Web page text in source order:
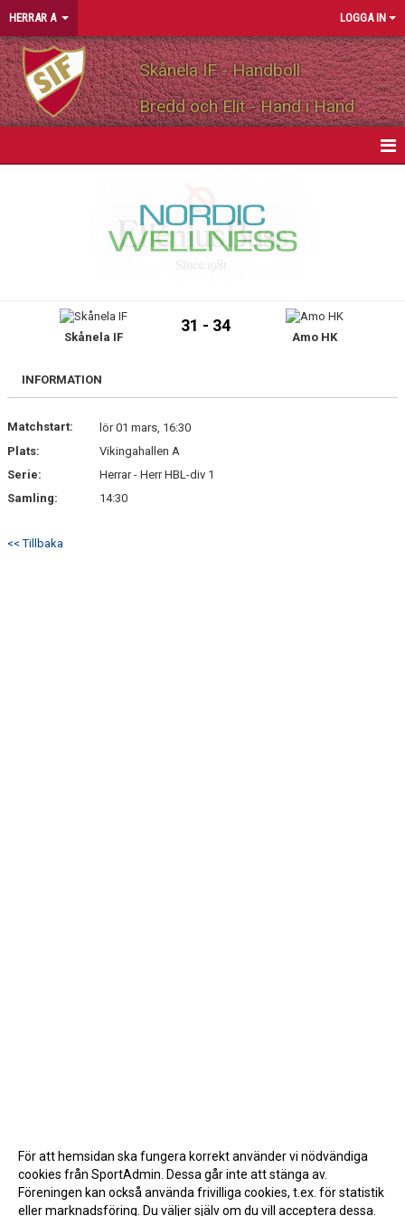
HERRAR A LOGGA IN
Skånela IF - Handboll
Bredd och Elit - Hand i Hand
PERSONLIGA PARTNERS
DOKUMENT
KONTAKT
Skånela IF
31 - 34
Amo HK
INFORMATION
Matchstart:
lör 01 mars, 16:30
Plats:
Vikingahallen A
Serie:
Herrar - Herr HBL-div 1
Samling:
14:30
<< Tillbaka
För att hemsidan ska fungera korrekt använder vi nödvändiga
cookies från SportAdmin. Dessa går inte att stänga av.
Föreningen kan också använda frivilliga cookies, t.ex. för statistik
eller marknadsföring. Du väljer själv om du vill acceptera dessa.